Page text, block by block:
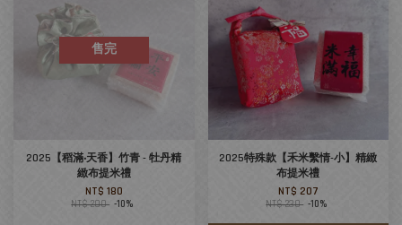
售完
2025【稻滿‧天香】竹青 - 牡丹精
緻布提米禮
NT$ 180
NT$ 200 -10%
2025特殊款【禾米繫情-小】精緻
布提米禮
NT$ 207
NT$ 230 -10%